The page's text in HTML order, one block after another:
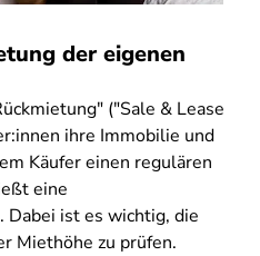
der eigenen
("Sale & Lease
ihre Immobilie und
Käufer einen regulären
eine
Dabei ist es wichtig, die
Miethöhe zu prüfen.